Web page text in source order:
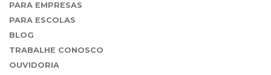
PARA EMPRESAS
PARA ESCOLAS
BLOG
TRABALHE CONOSCO
OUVIDORIA